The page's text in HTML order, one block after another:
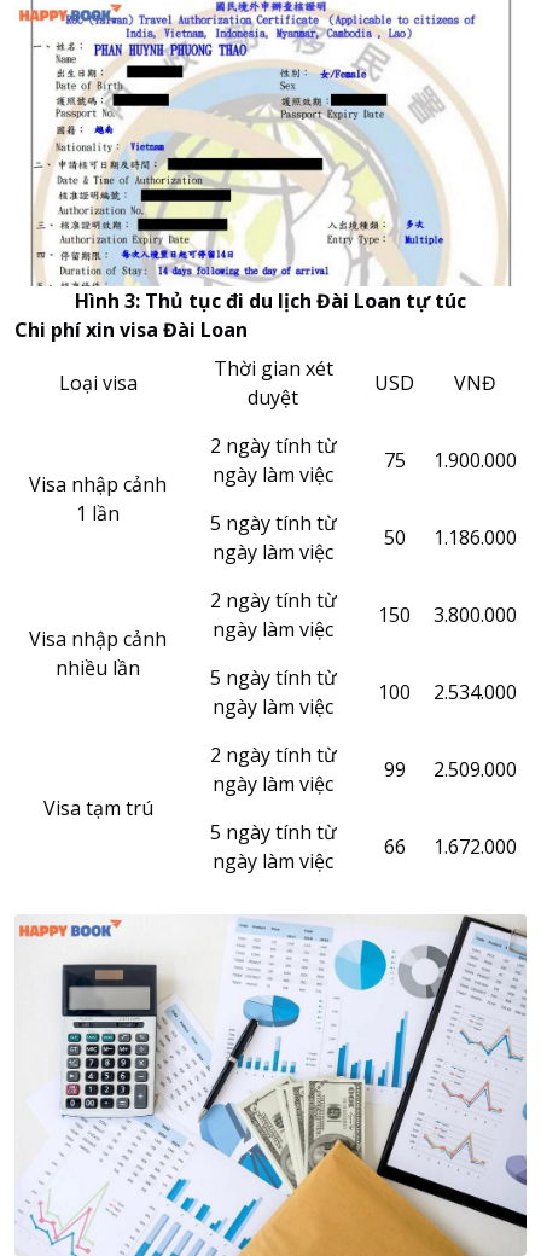
Hình 3: Thủ tục đi du lịch Đài Loan tự túc
Chi phí xin visa Đài Loan
Loại visa
Thời gian xét
duyệt
USD VNĐ
Visa nhập cảnh
1 lần
2 ngày tính từ
ngày làm việc
75 1.900.000
5 ngày tính từ
ngày làm việc
50 1.186.000
Visa nhập cảnh
nhiều lần
2 ngày tính từ
ngày làm việc
150 3.800.000
5 ngày tính từ
ngày làm việc
100 2.534.000
Visa tạm trú
2 ngày tính từ
ngày làm việc
99 2.509.000
5 ngày tính từ
ngày làm việc
66 1.672.000